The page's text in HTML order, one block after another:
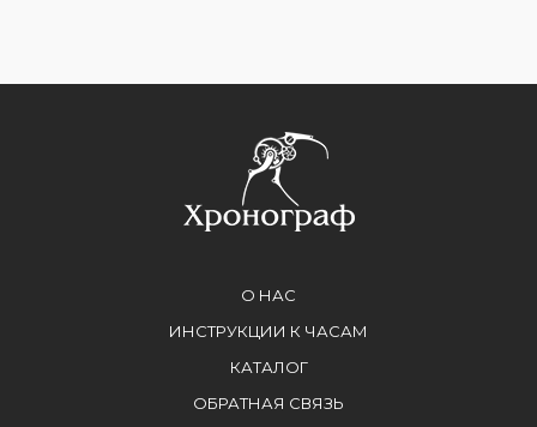
О НАС
ИНСТРУКЦИИ К ЧАСАМ
КАТАЛОГ
ОБРАТНАЯ СВЯЗЬ